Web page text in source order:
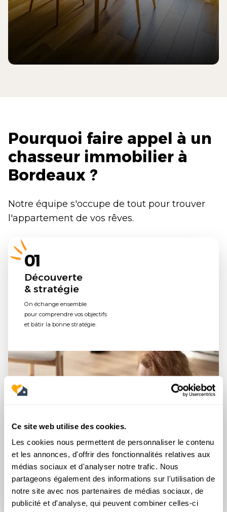
Ce site web utilise des cookies.
Les cookies nous permettent de personnaliser le contenu
et les annonces, d'offrir des fonctionnalités relatives aux
médias sociaux et d'analyser notre trafic. Nous
partageons également des informations sur l'utilisation de
notre site avec nos partenaires de médias sociaux, de
publicité et d'analyse, qui peuvent combiner celles-ci
Pourquoi faire appel à un
chasseur immobilier à
Bordeaux ?
Notre équipe s'occupe de tout pour trouver
l'appartement de vos rêves.
01
Découverte
& stratégie
On échange ensemble
pour comprendre vos objectifs
et bâtir la bonne stratégie.